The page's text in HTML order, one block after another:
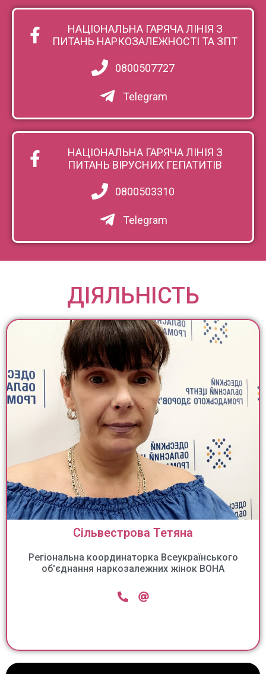
НАЦІОНАЛЬНА ГАРЯЧА ЛІНІЯ З
ПИТАНЬ НАРКОЗАЛЕЖНОСТІ ТА ЗПТ
0800507727
Telegram
НАЦІОНАЛЬНА ГАРЯЧА ЛІНІЯ З
ПИТАНЬ ВІРУСНИХ ГЕПАТИТІВ
0800503310
Telegram
ДІЯЛЬНІСТЬ
Сільвестрова Тетяна
Регіональна координаторка Всеукраїнського
об'єднання наркозалежних жінок ВОНА